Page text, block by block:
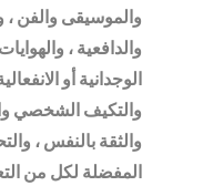
والموسيقى والفن ،
والدافعية ،
الوجدانية أو
والتكيف الشخصي
والثقة بالنفس ،
المفضلة لكل من